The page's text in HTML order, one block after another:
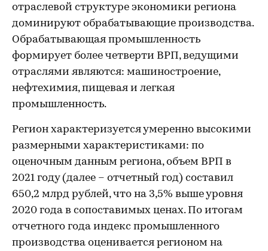
отраслевой структуре экономики региона
доминируют обрабатывающие производства.
Обрабатывающая промышленность
формирует более четверти ВРП, ведущими
отраслями являются: машиностроение,
нефтехимия, пищевая и легкая
промышленность.
Регион характеризуется умеренно высокими
размерными характеристиками: по
оценочным данным региона, объем ВРП в
2021 году (далее – отчетный год) составил
650,2 млрд рублей, что на 3,5% выше уровня
2020 года в сопоставимых ценах. По итогам
отчетного года индекс промышленного
производства оценивается регионом на